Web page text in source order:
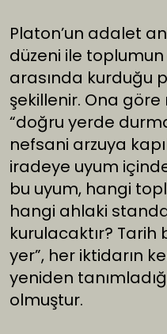
Platon’un adalet
düzeni ile toplumun
arasında kurduğu
şekillenir. Ona
“doğru yerde
nefsani arzuya
iradeye uyum
bu uyum, hangi
hangi ahlaki
kurulacaktır?
yer”, her iktidarın
yeniden
olmuştur.